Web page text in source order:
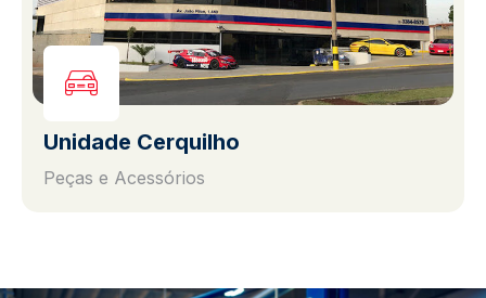
Unidade Cerquilho
Peças e Acessórios